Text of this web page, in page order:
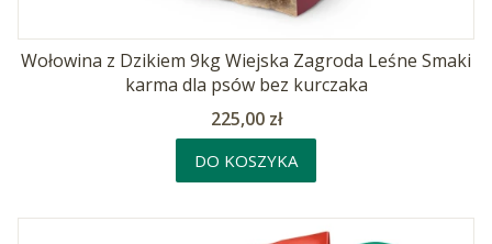
Wołowina z Dzikiem 9kg Wiejska Zagroda Leśne Smaki
karma dla psów bez kurczaka
Cena
225,00 zł
DO KOSZYKA